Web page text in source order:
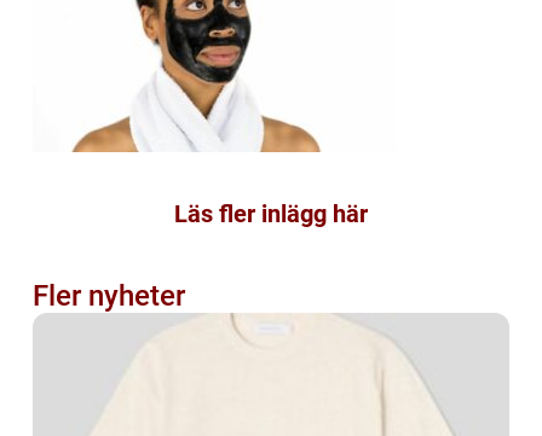
Läs fler inlägg här
Fler nyheter